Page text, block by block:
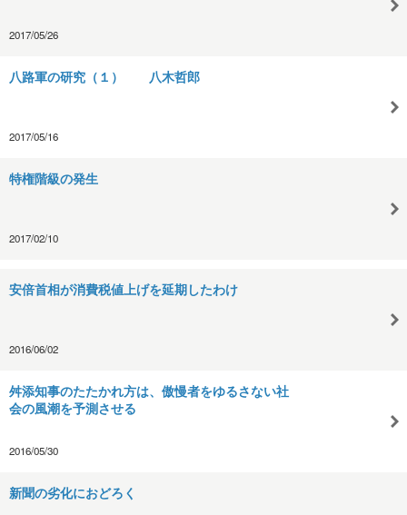
2017/05/26
八路軍の研究（１） 八木哲郎
2017/05/16
特権階級の発生
2017/02/10
安倍首相が消費税値上げを延期したわけ
2016/06/02
舛添知事のたたかれ方は、傲慢者をゆるさない社
会の風潮を予測させる
2016/05/30
新聞の劣化におどろく